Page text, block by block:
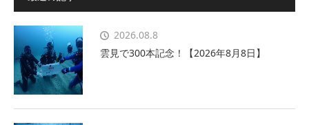
2026.08.8
雲見で300本記念！【2026年8月8日】